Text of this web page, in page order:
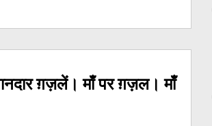
ग़ज़लें। माँ पर ग़ज़ल। माँ